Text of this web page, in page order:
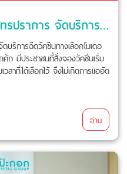
โรงพยาบาลบางปะกอกสมุทรปราการ จัดบริการฉีดวัคซีนทางเลือกโมเดอน่าเป็นวันแรก
บริการฉีดวัคซีนทางเลือกโมเดอ
คัก มีประชาชนที่สั่งจองวัคซีนเริ่ม
ลาที่ได้เลือกไว้ จึงไม่เกิดการแออัด
อ่าน